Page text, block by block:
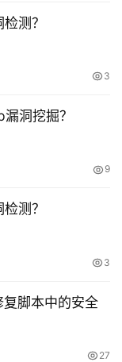
测？
3
洞挖掘？
9
测？
3
脚本中的安全
27